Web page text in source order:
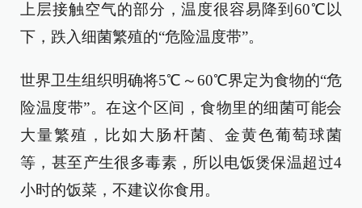
上层接触空气的部分，温度很容易降到60℃以
下，跌入细菌繁殖的“危险温度带”。
世界卫生组织明确将5℃～60℃界定为食物的“危
险温度带”。在这个区间，食物里的细菌可能会
大量繁殖，比如大肠杆菌、金黄色葡萄球菌
等，甚至产生很多毒素，所以电饭煲保温超过4
小时的饭菜，不建议你食用。